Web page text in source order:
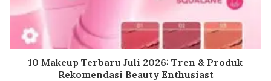
10 Makeup Terbaru Juli 2026: Tren & Produk
Rekomendasi Beauty Enthusiast